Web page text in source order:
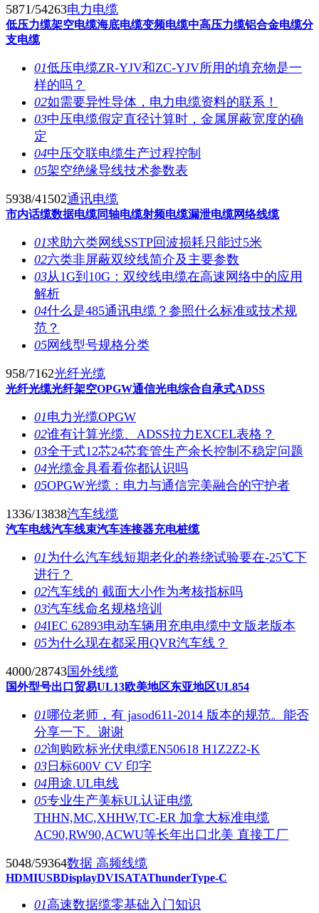
5871/54263电力电缆
低压力缆架空电缆海底电缆变频电缆中高压力缆铝合金电缆分
支电缆
01低压电缆ZR-YJV和ZC-YJV所用的填充物是一
样的吗？
02如需要异性导体，电力电缆资料的联系！
03中压电缆假定直径计算时，金属屏蔽宽度的确
定
04中压交联电缆生产过程控制
05架空绝缘导线技术参数表
5938/41502通讯电缆
市内话缆数据电缆同轴电缆射频电缆漏泄电缆网络线缆
01求助六类网线SSTP回波损耗只能过5米
02六类非屏蔽双绞线简介及主要参数
03从1G到10G：双绞线电缆在高速网络中的应用
解析
04什么是485通讯电缆？参照什么标准或技术规
范？
05网线型号规格分类
958/7162光纤光缆
光纤光缆光纤架空OPGW通信光电综合自承式ADSS
01电力光缆OPGW
02谁有计算光缆、ADSS拉力EXCEL表格？
03全干式12芯24芯套管生产余长控制不稳定问题
04光缆金具看看你都认识吗
05OPGW光缆：电力与通信完美融合的守护者
1336/13838汽车线缆
汽车电线汽车线束汽车连接器充电桩缆
01为什么汽车线短期老化的卷绕试验要在-25℃下
进行？
02汽车线的 截面大小作为考核指标吗
03汽车线命名规格培训
04IEC 62893电动车辆用充电电缆中文版老版本
05为什么现在都采用QVR汽车线？
4000/28743国外线缆
国外型号出口贸易UL13欧美地区东亚地区UL854
01哪位老师，有 jasod611-2014 版本的规范。能否
分享一下。谢谢
02询购欧标光伏电缆EN50618 H1Z2Z2-K
03 日标600V CV 印字
04用途.UL电线
05专业生产美标UL认证电缆
THHN,MC,XHHW,TC-ER 加拿大标准电缆
AC90,RW90,ACWU等长年出口北美 直接工厂
5048/59364数据 高频线缆
HDMIUSBDisplayDVISATAThunderType-C
01高速数据缆零基础入门知识